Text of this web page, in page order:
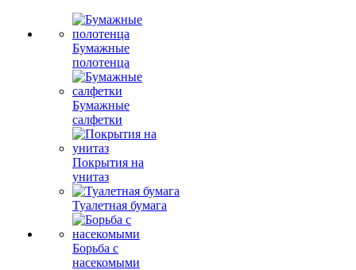
Бумажные
полотенца
Бумажные
салфетки
Покрытия на
унитаз
Туалетная бумага
Борьба с
насекомыми